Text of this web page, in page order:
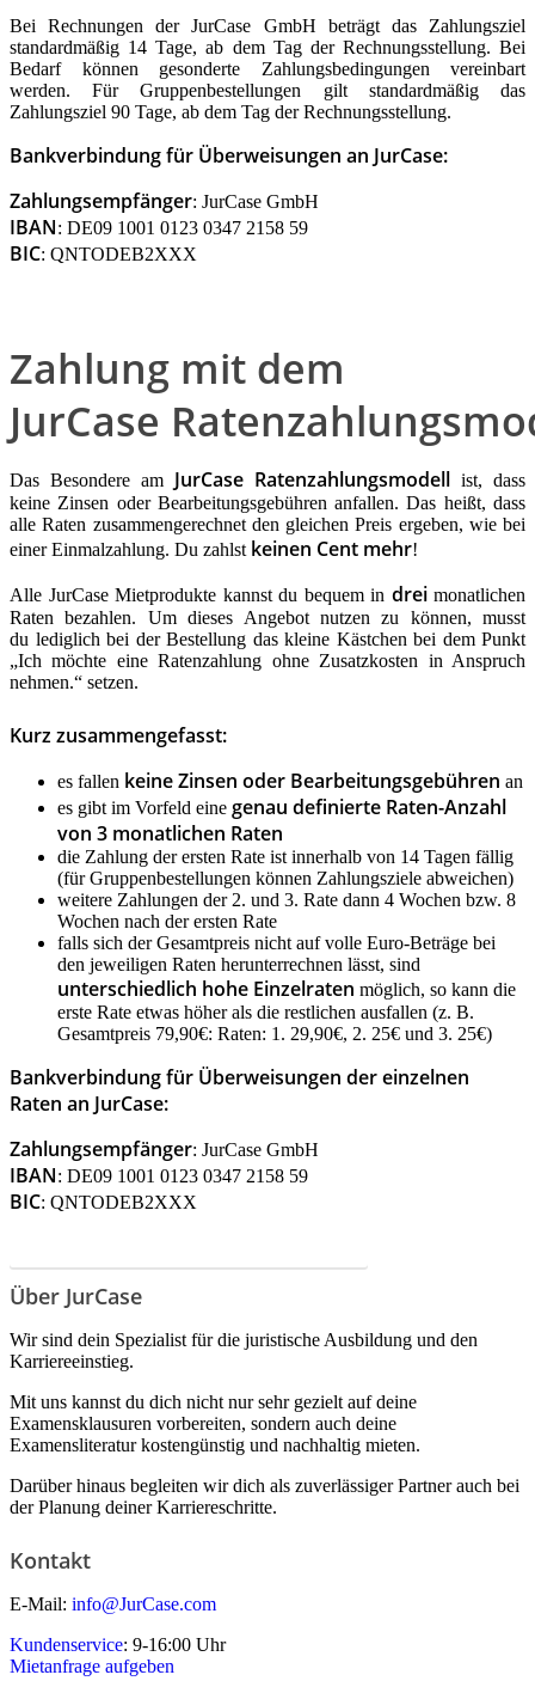
Bei Rechnungen der JurCase GmbH beträgt das Zahlungsziel
standardmäßig 14 Tage, ab dem Tag der Rechnungsstellung. Bei
Bedarf können gesonderte Zahlungsbedingungen vereinbart
werden. Für Gruppenbestellungen gilt standardmäßig das
Zahlungsziel 90 Tage, ab dem Tag der Rechnungsstellung.
Bankverbindung für Überweisungen an JurCase:
Zahlungsempfänger: JurCase GmbH
IBAN: DE09 1001 0123 0347 2158 59
BIC: QNTODEB2XXX
Zahlung mit dem
JurCase
Das Besondere am JurCase Ratenzahlungsmodell ist, dass
keine Zinsen oder Bearbeitungsgebühren anfallen. Das heißt, dass
alle Raten zusammengerechnet den gleichen Preis ergeben, wie bei
einer Einmalzahlung. Du zahlst keinen Cent mehr!
Alle JurCase Mietprodukte kannst du bequem in dreimonatlichen
Raten bezahlen. Um dieses Angebot nutzen zu können, musst
du lediglich bei der Bestellung das kleine Kästchen bei dem Punkt
„Ich möchte eine Ratenzahlung ohne Zusatzkosten in Anspruch
nehmen.“ setzen.
Kurz zusammengefasst:
es fallen keine Zinsen oder Bearbeitungsgebühren an
es gibt im Vorfeld eine genau definierte Raten-Anzahl
von 3 monatlichen Raten
die Zahlung der ersten Rate ist innerhalb von 14 Tagen fällig
(für Gruppenbestellungen können Zahlungsziele abweichen)
weitere Zahlungen der 2. und 3. Rate dann 4 Wochen bzw. 8
Wochen nach der ersten Rate
falls sich der Gesamtpreis nicht auf volle Euro-Beträge bei
den jeweiligen Raten herunterrechnen lässt, sind
unterschiedlich hohe Einzelraten möglich, so kann die
erste Rate etwas höher als die restlichen ausfallen (z. B.
Gesamtpreis 79,90€: Raten: 1. 29,90€, 2. 25€ und 3. 25€)
Bankverbindung für Überweisungen der einzelnen
Raten an JurCase:
Zahlungsempfänger: JurCase GmbH
IBAN: DE09 1001 0123 0347 2158 59
BIC: QNTODEB2XXX
Über JurCase
Wir sind dein Spezialist für die juristische Ausbildung und den
Karriereeinstieg.
Mit uns kannst du dich nicht nur sehr gezielt auf deine
Examensklausuren vorbereiten, sondern auch deine
Examensliteratur kostengünstig und nachhaltig mieten.
Darüber hinaus begleiten wir dich als zuverlässiger Partner auch bei
der Planung deiner Karriereschritte.
Kontakt
E-Mail: info@JurCase.com
Kundenservice: 9-16:00 Uhr
Mietanfrage aufgeben